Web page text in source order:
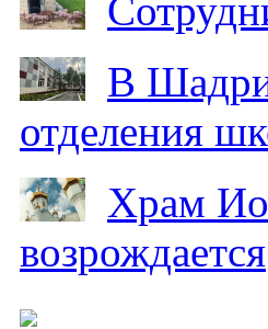
В
отделения
Храм
возрождается